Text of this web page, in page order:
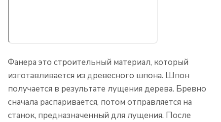
Фанера это строительный материал, который
изготавливается из древесного шпона. Шпон
получается в результате лущения дерева. Бревно
сначала распаривается, потом отправляется на
станок, предназначенный для лущения. После